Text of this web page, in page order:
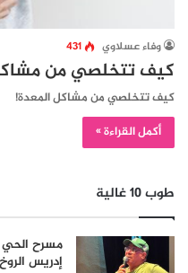
وفاء عسلاوي 431
كيف تتخلصي من
كيف تتخلصي من مشاكل المعدة!
أكمل القراءة »
طوب 10 غالية
مسرح الحي
إدريس الروخ